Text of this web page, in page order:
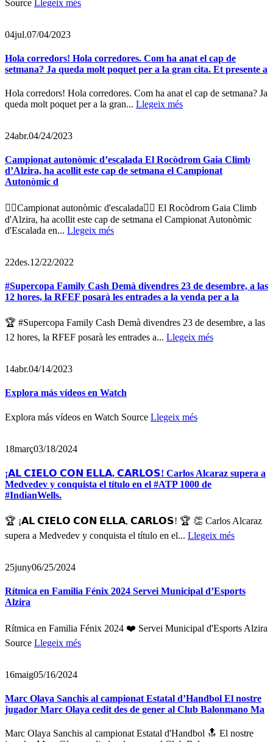
Source Llegeix més
04jul.07/04/2023
Hola corredors! Hola corredores. Com ha anat el cap de
setmana? Ja queda molt poquet per a la gran cita. Et presente a
Hola corredors! Hola corredores. Com ha anat el cap de setmana? Ja
queda molt poquet per a la gran... Llegeix més
24abr.04/24/2023
Campionat autonòmic d’escalada El Rocòdrom Gaia Climb
d’Alzira, ha acollit este cap de setmana el Campionat
Autonòmic d
🧗‍♀️Campionat autonòmic d'escalada🧗‍♂️ El Rocòdrom Gaia Climb
d'Alzira, ha acollit este cap de setmana el Campionat Autonòmic
d'Escalada en... Llegeix més
22des.12/22/2022
#Supercopa Family Cash Demà divendres 23 de desembre, a las
12 hores, la RFEF posarà les entrades a la venda per a la
🏆 #Supercopa Family Cash Demà divendres 23 de desembre, a las
12 hores, la RFEF posarà les entrades a... Llegeix més
14abr.04/14/2023
Explora más vídeos en Watch
Explora más vídeos en Watch Source Llegeix més
18març03/18/2024
¡𝗔𝗟 𝗖𝗜𝗘𝗟𝗢 𝗖𝗢𝗡 𝗘𝗟𝗟𝗔, 𝗖𝗔𝗥𝗟𝗢𝗦! Carlos Alcaraz supera a
Medvedev y conquista el título en el #ATP 1000 de
#IndianWells.
🏆 ¡𝗔𝗟 𝗖𝗜𝗘𝗟𝗢 𝗖𝗢𝗡 𝗘𝗟𝗟𝗔, 𝗖𝗔𝗥𝗟𝗢𝗦! 🏆 👏 Carlos Alcaraz
supera a Medvedev y conquista el título en el... Llegeix més
25juny06/25/2024
Rítmica en Familia Fénix 2024 Servei Municipal d’Esports
Alzira
Rítmica en Familia Fénix 2024 ❤️ Servei Municipal d'Esports Alzira
Source Llegeix més
16maig05/16/2024
Marc Olaya Sanchis al campionat Estatal d’Handbol El nostre
jugador Marc Olaya cedit des de gener al Club Balonmano Ma
Marc Olaya Sanchis al campionat Estatal d'Handbol 🔝 El nostre